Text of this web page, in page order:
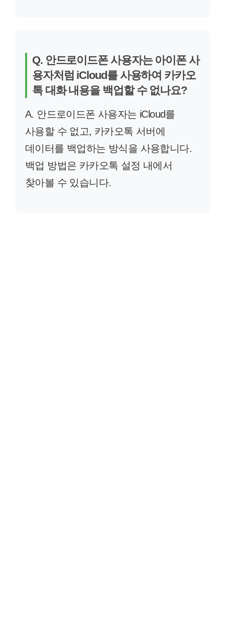
Q. 안드로이드폰 사용자는 아이폰 사
용자처럼 iCloud를 사용하여 카카오
톡 대화 내용을 백업할 수 없나요?
A. 안드로이드폰 사용자는 iCloud를
사용할 수 없고, 카카오톡 서버에
데이터를 백업하는 방식을 사용합니다.
백업 방법은 카카오톡 설정 내에서
찾아볼 수 있습니다.